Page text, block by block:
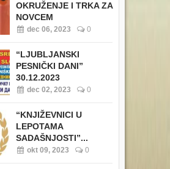
OKRUŽENJE I TRKA ZA
NOVCEM
dec 06, 2023 0
“LJUBLJANSKI
PESNIČKI DANI”
30.12.2023
dec 02, 2023 0
“KNJIŽEVNICI U
LEPOTAMA
SADAŠNJOSTI”...
okt 09, 2023 0